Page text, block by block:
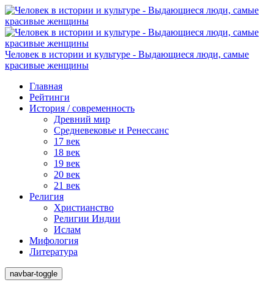
Человек в истории и культуре - Выдающиеся люди, самые
красивые женщины
Главная
Рейтинги
История / современность
Древний мир
Средневековье и Ренессанс
17 век
18 век
19 век
20 век
21 век
Религия
Христианство
Религии Индии
Ислам
Мифология
Литература
navbar-toggle